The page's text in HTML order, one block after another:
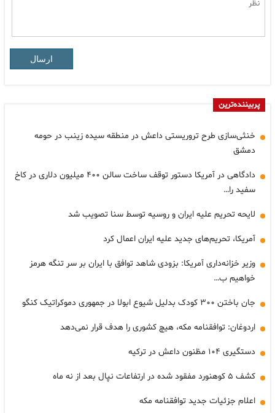
ارسال
پربیننده‌ترین
خنثی‌سازی طرح تروریستی داعش در منطقه سیده زینب در حومه
دمشق
دادگاهی در آمریکا دستور توقف ساخت سالن ۴۰۰ میلیون دلاری در کاخ
سفید را…
لایحه تحریم علیه ایران و روسیه توسط سنا تصویب شد
آمریکا، تحریم‌های جدید علیه ایران اعمال کرد
وزیر خزانه‌داری آمریکا: بزودی شاهد توافق با ایران بر سر تنگه هرمز
خواهیم ب…
جان باختن ۳۰۰ کودک بدلیل شیوع ابولا در جمهوری دموکراتیک کنگو
اردوغان: توافقنامه مکه، هیچ کشوری را هدف قرار نمی‌دهد
دستگیری ۱۰۴ مظنون داعش در ترکیه
کشف ۵ کوهنورد مفقود شده در ارتفاعات نپال بعد از نه ماه
اعلام جزئیات جدید توافقنامه مکه